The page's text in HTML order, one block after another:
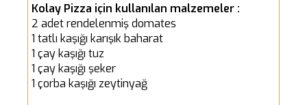
Kolay Pizza için kullanılan malzemeler :
2 adet rendelenmiş domates
1 tatlı kaşığı karışık baharat
1 çay kaşığı tuz
1 çay kaşığı şeker
1 çorba kaşığı zeytinyağ